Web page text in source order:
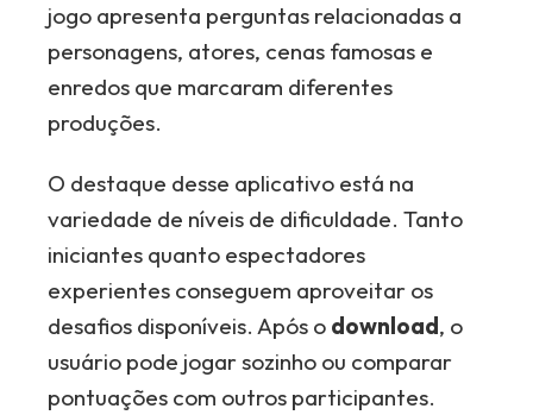
jogo apresenta perguntas relacionadas a
personagens, atores, cenas famosas e
enredos que marcaram diferentes
produções.
O destaque desse aplicativo está na
variedade de níveis de dificuldade. Tanto
iniciantes quanto espectadores
experientes conseguem aproveitar os
desafios disponíveis. Após o download, o
usuário pode jogar sozinho ou comparar
pontuações com outros participantes.